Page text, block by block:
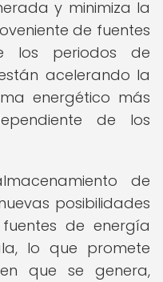
y minimiza la
de fuentes
los periodos de
acelerando la
energético más
de los
de
posibilidades
de energía
lo que promete
que se genera,